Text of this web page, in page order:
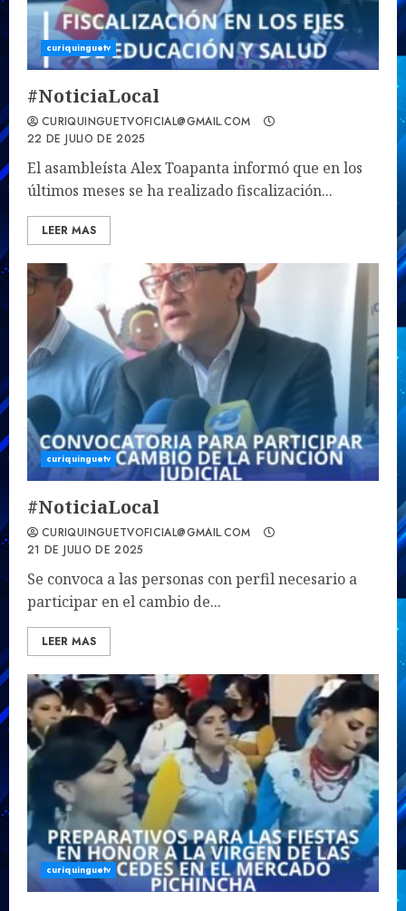
curiquinguetv
#NoticiaLocal
CURIQUINGUETVOFICIAL@GMAIL.COM
22 DE JULIO DE 2025
El asambleísta Alex Toapanta informó que en los
últimos meses se ha realizado fiscalización...
LEER MAS
curiquinguetv
#NoticiaLocal
CURIQUINGUETVOFICIAL@GMAIL.COM
21 DE JULIO DE 2025
Se convoca a las personas con perfil necesario a
participar en el cambio de...
LEER MAS
curiquinguetv